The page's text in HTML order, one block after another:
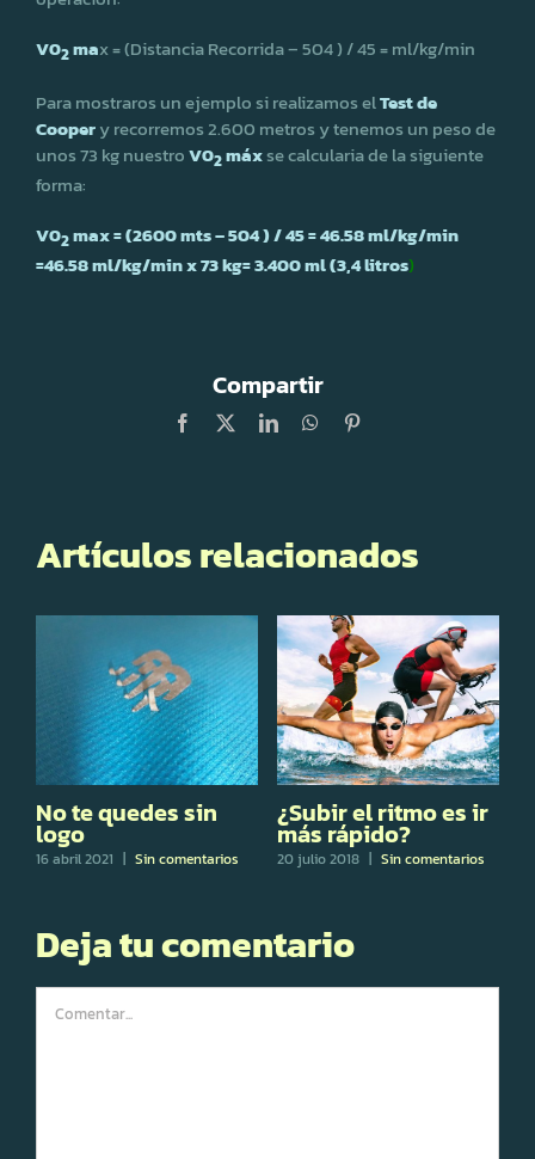
V02max = (Distancia Recorrida – 504 ) / 45 = ml/kg/min
Para mostraros un ejemplo si realizamos elTest de
Coopery recorremos 2.600 metros y tenemos un peso de
unos 73 kg nuestroV02máxse calcularia de la siguiente
forma:
V02max = (2600 mts – 504 ) / 45 = 46.58 ml/kg/min
=46.58 ml/kg/min x 73 kg= 3.400 ml (3,4 litros)
Compartir
Facebook LinkedInWhatsApp
Artículos relacionados
No te quedes sin
logo
16 abril 2021 | Sin comentarios
¿Subir el ritmo es ir
más rápido?
20 julio 2018 | Sin comentarios
Deja tu comentario